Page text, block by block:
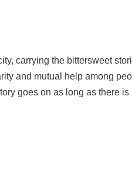
carrying the bittersweet
and mutual help among
goes on as long as there is